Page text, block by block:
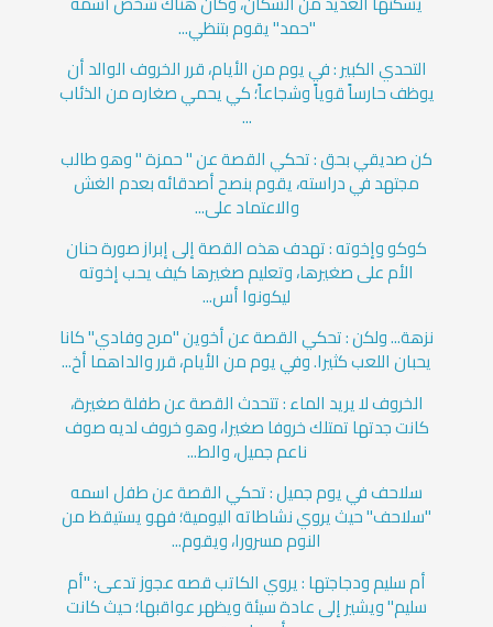
"حمد" يقوم بتنظي...
التحدي الكبير : في يوم من الأيام، قرر الخروف الوالد أن
يوظف حارساً قوياً وشجاعاً؛ كي يحمي صغاره من الذئاب
...
كن صديقي بحق : تحكي القصة عن " حمزة " وهو طالب
مجتهد في دراسته، يقوم بنصح أصدقائه بعدم الغش
والاعتماد على...
كوكو وإخوته : تهدف هذه القصة إلى إبراز صورة حنان
الأم على صغيرها، وتعليم صغيرها كيف يحب إخوته
ليكونوا أس...
نزهة... ولكن : تحكي القصة عن أخوين "مرح وفادي" كانا
يحبان اللعب كثيرا. وفي يوم من الأيام، قرر والداهما أخ...
الخروف لا يريد الماء : تتحدث القصة عن طفلة صغيرة،
كانت جدتها تمتلك خروفا صغيرا، وهو خروف لديه صوف
ناعم جميل، والط...
سلاحف في يوم جميل : تحكي القصة عن طفل اسمه
"سلاحف" حيث يروي نشاطاته اليومية؛ فهو يستيقظ من
النوم مسرورا، ويقوم...
أم سليم ودجاجتها : يروي الكاتب قصه عجوز تدعى: "أم
سليم" ويشير إلى عادة سيئة ويظهر عواقبها؛ حيث كانت